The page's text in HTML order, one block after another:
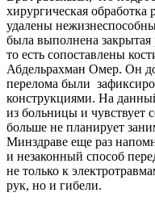
хирургическая обработка
удалены
была выполнена
то есть сопоставлены
Абдельрахман Омер. Он
перелома были
конструкциями. На
из больницы и чувствует
больше не планирует
Минздраве еще раз
и незаконный способ
не только к
рук, но и гибели.